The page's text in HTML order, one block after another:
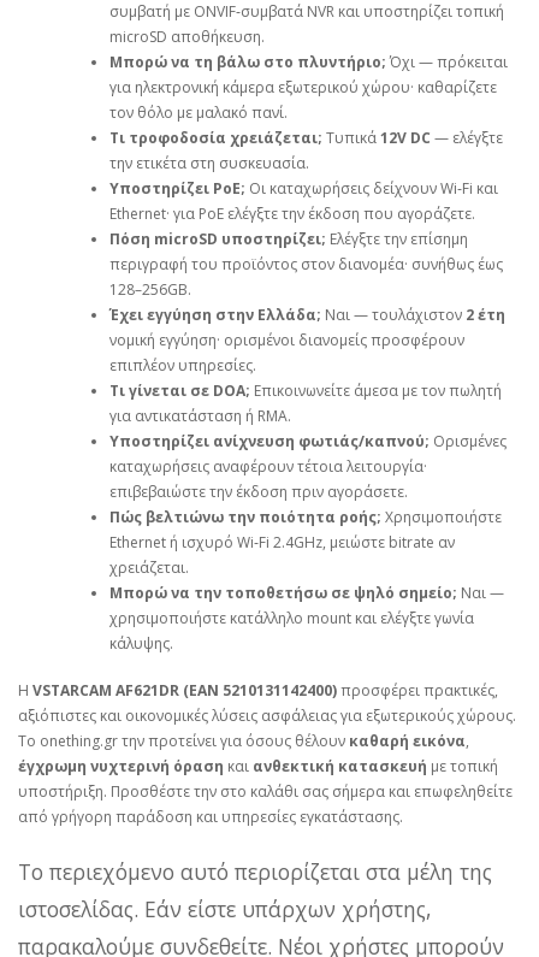
συμβατή με ONVIF‑συμβατά NVR και υποστηρίζει τοπική
microSD αποθήκευση.
Μπορώ να τη βάλω στο πλυντήριο;Όχι — πρόκειται
για ηλεκτρονική κάμερα εξωτερικού χώρου· καθαρίζετε
τον θόλο με μαλακό πανί.
Τι τροφοδοσία χρειάζεται; Τυπικά12V DC — ελέγξτε
την ετικέτα στη συσκευασία.
Υποστηρίζει PoE; Οι καταχωρήσεις δείχνουν Wi‑Fi και
Ethernet· για PoE ελέγξτε την έκδοση που αγοράζετε.
Πόση microSD υποστηρίζει; Ελέγξτε την επίσημη
περιγραφή του προϊόντος στον διανομέα· συνήθως έως
128–256GB.
Έχει εγγύηση στην Ελλάδα; Ναι — τουλάχιστον 2 έτη
νομική εγγύηση· ορισμένοι διανομείς προσφέρουν
επιπλέον υπηρεσίες.
Τι γίνεται σε DOA; Επικοινωνείτε άμεσα με τον πωλητή
για αντικατάσταση ή RMA.
Υποστηρίζει ανίχνευση φωτιάς/καπνού; Ορισμένες
καταχωρήσεις αναφέρουν τέτοια λειτουργία·
επιβεβαιώστε την έκδοση πριν αγοράσετε.
Πώς βελτιώνω την ποιότητα ροής; Χρησιμοποιήστε
Ethernet ή ισχυρό Wi‑Fi 2.4GHz, μειώστε bitrate αν
χρειάζεται.
Μπορώ να την τοποθετήσω σε ψηλό σημείο; Ναι —
χρησιμοποιήστε κατάλληλο mount και ελέγξτε γωνία
κάλυψης.
Η VSTARCAM AF621DR (EAN 5210131142400)προσφέρει πρακτικές,
αξιόπιστες και οικονομικές λύσεις ασφάλειας για εξωτερικούς χώρους.
Το onething.gr την προτείνει για όσους θέλουν καθαρή εικόνα,
έγχρωμη νυχτερινή όραση και ανθεκτική κατασκευή με τοπική
υποστήριξη. Προσθέστε την στο καλάθι σας σήμερα και επωφεληθείτε
από γρήγορη παράδοση και υπηρεσίες εγκατάστασης.
Το περιεχόμενο αυτό περιορίζεται στα μέλη της
ιστοσελίδας. Εάν είστε υπάρχων χρήστης,
παρακαλούμε συνδεθείτε. Νέοι χρήστες μπορούν